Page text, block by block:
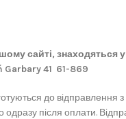
сайті, знаходяться
Garbary 41 61-869
до відправлення
після оплати.